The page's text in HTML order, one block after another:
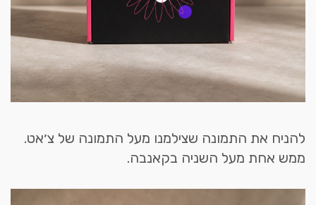
להניח את התמונה שצילמנו מעל התמונה של צ׳אט.
ממש אחת מעל השניה בקאנבה.